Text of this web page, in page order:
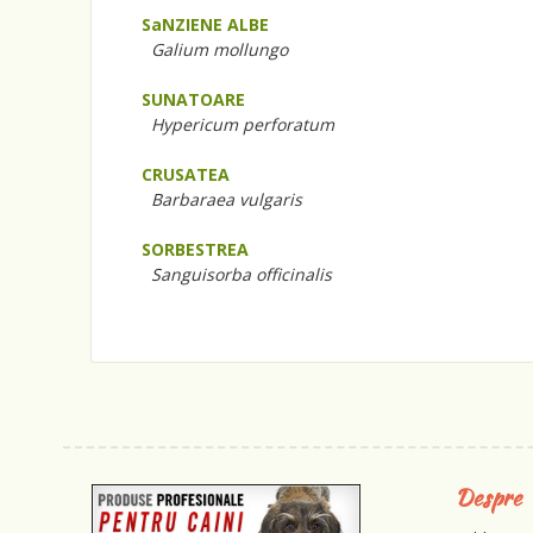
SaNZIENE ALBE
Galium mollungo
SUNATOARE
Hypericum perforatum
CRUSATEA
Barbaraea vulgaris
SORBESTREA
Sanguisorba officinalis
Despre